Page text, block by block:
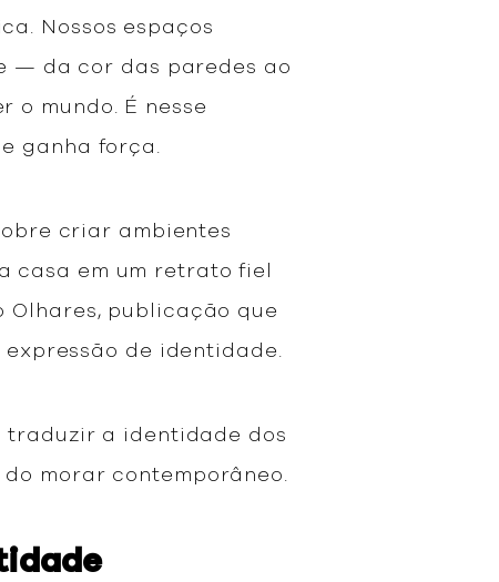
Nossos espaços
— da cor das paredes ao
o mundo. É nesse
ganha força.
criar ambientes
casa em um retrato fiel
Olhares, publicação que
de identidade.
traduzir a identidade dos
morar contemporâneo.